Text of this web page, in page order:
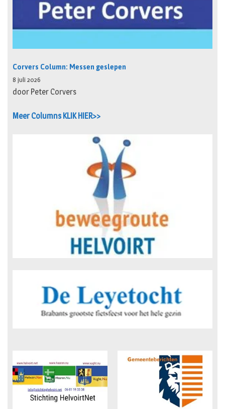
Corvers Column: Messen geslepen
8 juli 2026
door Peter Corvers
Meer Columns KLIK HIER>>